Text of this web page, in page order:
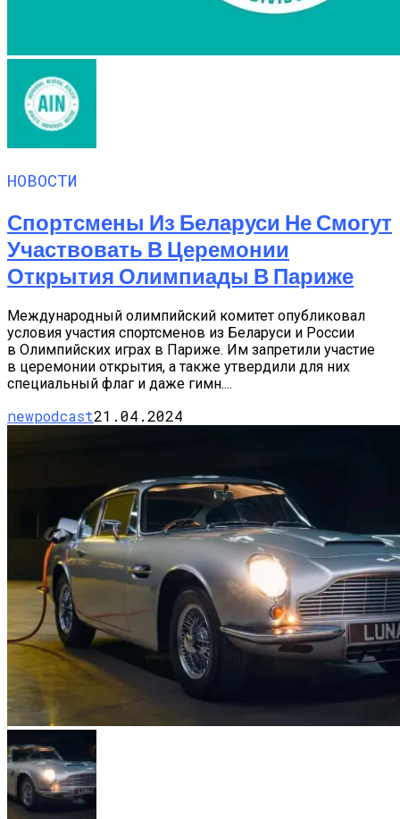
НОВОСТИ
Спортсмены Из Беларуси Не Смогут
Участвовать В Церемонии
Открытия Олимпиады В Париже
Международный олимпийский комитет опубликовал
условия участия спортсменов из Беларуси и России
в Олимпийских играх в Париже. Им запретили участие
в церемонии открытия, а также утвердили для них
специальный флаг и даже гимн....
newpodcast21.04.2024